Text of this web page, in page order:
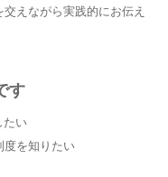
えながら実践的にお伝え
す
たい
度を知りたい